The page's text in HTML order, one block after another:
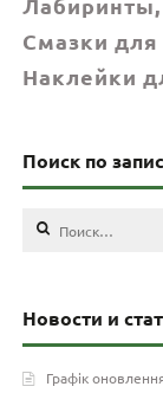
Смазки
Наклейки
Поиск по
Найти:
Новости и
Графік